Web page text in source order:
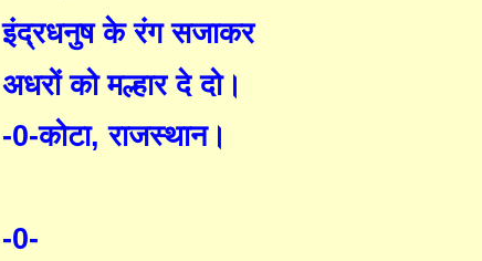
इंद्रधनुष के रंग सजाकर
अधरों को मल्हार दे दो।
-0-कोटा,राजस्थान।
-0-